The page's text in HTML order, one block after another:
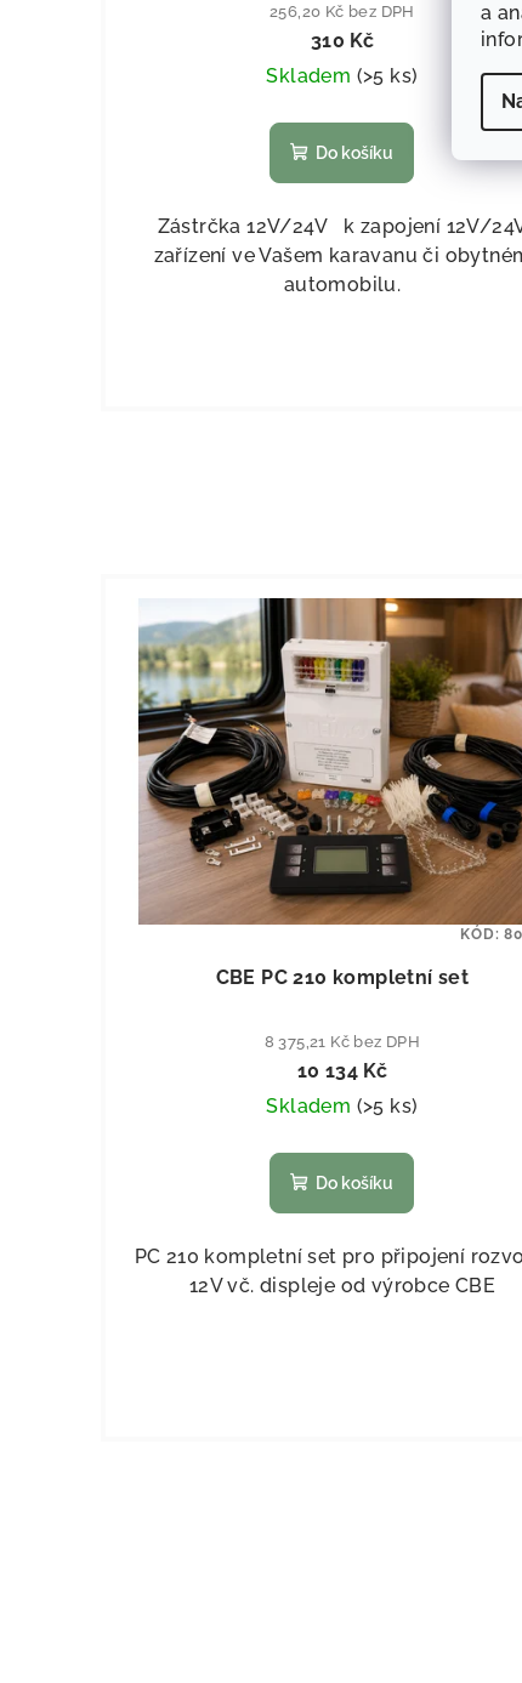
a
256,20 Kč bez DPH
310 Kč
Skladem (>5 ks)
Do košíku
Zástrčka 12V/24V k zapojení 12V/
zařízení ve Vašem karavanu či
automobilu.
CBE PC 210 kompletní set
8 375,21 Kč bez DPH
10 134 Kč
Skladem (>5 ks)
Do košíku
PC 210 kompletní set pro připojení
12V vč. displeje od výrobce CBE
KÓD: